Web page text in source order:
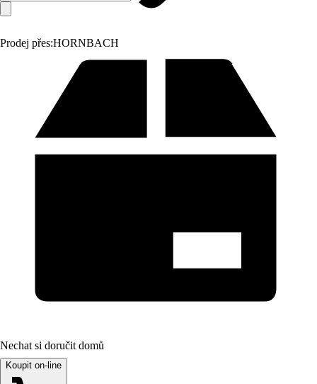
Prodej přes:HORNBACH
Nechat si doručit domů
Koupit on-line